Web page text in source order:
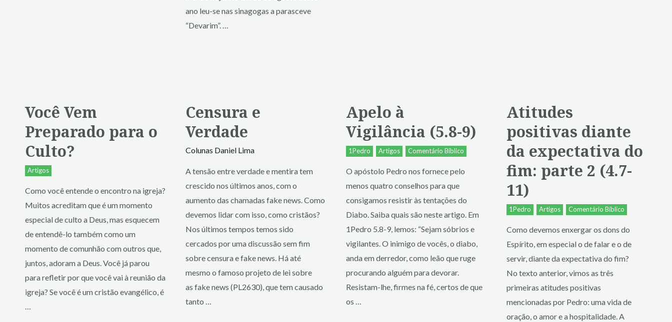
ano leu-se nas sinagogas a parasceve
“Devarim”. …
Você Vem
Preparado para o
Culto?
Artigos
Como você entende o encontro na igreja?
Muitos acreditam que é um momento
especial de culto a Deus, mas esquecem
de entendê-lo também como um
momento de comunhão com outros que,
juntos, adoram a Deus. Você já parou
para refletir por que você vai à reunião da
igreja? Se você é um cristão evangélico, é
…
Censura e
Verdade
Colunas Daniel Lima
A tensão entre verdade e mentira tem
crescido nos últimos anos, com o
aumento das chamadas fake news. Como
devemos lidar com isso, como cristãos?
Nos últimos tempos temos sido
cercados por uma discussão sem fim
sobre censura e fake news. Há até
mesmo o famoso projeto de lei sobre
as fake news (PL2630), que tem causado
tanto …
Apelo à
Vigilância (5.8-9)
1Pedro Artigos Comentário Bíblico
O apóstolo Pedro nos fornece pelo
menos quatro conselhos para que
consigamos resistir às tentações do
Diabo. Saiba quais são neste artigo. Em
1Pedro 5.8-9, lemos: “Sejam sóbrios e
vigilantes. O inimigo de vocês, o diabo,
anda em derredor, como leão que ruge
procurando alguém para devorar.
Resistam-lhe, firmes na fé, certos de que
os …
Atitudes
positivas diante
da expectativa do
fim: parte 2 (4.7-
11)
1Pedro Artigos Comentário Bíblico
Como devemos enxergar os dons do
Espírito, em especial o de falar e o de
servir, diante da expectativa do fim?
No texto anterior, vimos as três
primeiras atitudes positivas
mencionadas por Pedro: uma vida de
oração, o amor e a hospitalidade. A